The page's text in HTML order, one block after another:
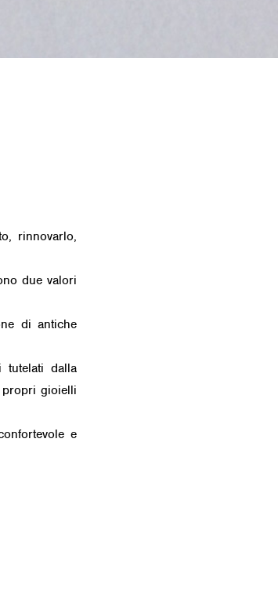
rinnovarlo,
due valori
di antiche
tutelati dalla
propri gioielli
e